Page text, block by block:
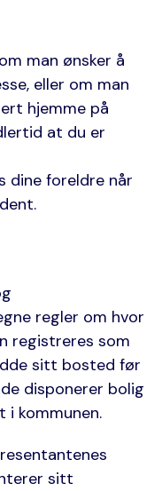
man ønsker å
eller om man
hjemme på
at du er
dine foreldre når
regler om hvor
registreres som
sitt bosted før
disponerer bolig
kommunen.
sitt